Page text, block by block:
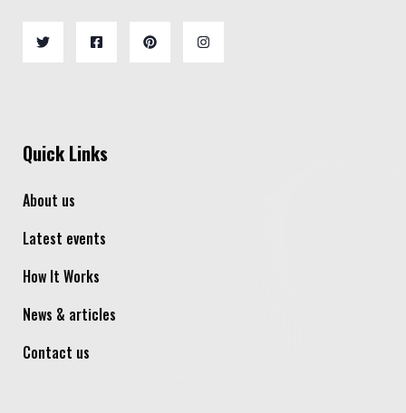
Quick Links
About us
Latest events
How It Works
News & articles
Contact us